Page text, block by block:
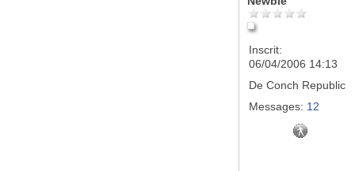
Inscrit:
06/04/2006 14:13
De Conch Republic
Messages: 12